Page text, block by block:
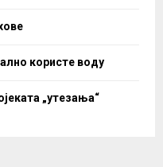
користе воду
„утезања“